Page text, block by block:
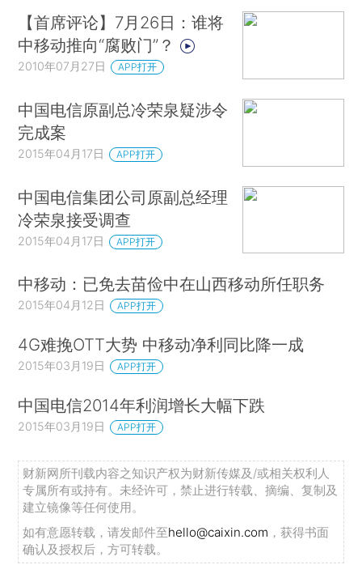
【首席评论】7月26日：谁将
中移动推向“腐败门”？
2010年07月27日 APP打开
中国电信原副总冷荣泉疑涉令
完成案
2015年04月17日 APP打开
中国电信集团公司原副总经理
冷荣泉接受调查
2015年04月17日 APP打开
中移动：已免去苗俭中在山西移动所任职务
2015年04月12日 APP打开
4G难挽OTT大势 中移动净利同比降一成
2015年03月19日 APP打开
中国电信2014年利润增长大幅下跌
2015年03月19日 APP打开
财新网所刊载内容之知识产权为财新传媒及/或相关权利人
专属所有或持有。未经许可，禁止进行转载、摘编、复制及
建立镜像等任何使用。
如有意愿转载，请发邮件至hello@caixin.com ，获得书面
确认及授权后，方可转载。